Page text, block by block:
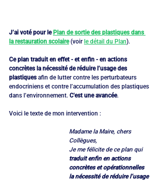
J’ai voté pour le Plan de sortie des plastiques dans
la restauration scolaire (voir le détail du Plan).
Ce plan traduit en effet - et enfin - en actions
concrètes la nécessité de réduire l’usage des
plastiques afin de lutter contre les perturbateurs
endocriniens et contre l’accumulation des plastiques
dans l’environnement. C'est une avancée.
Voici le texte de mon intervention :
Madame la Maire, chers
Collègues,
Je me félicite de ce plan qui
traduit enfin en actions
concrètes et opérationnelles
la nécessité de réduire l’usage